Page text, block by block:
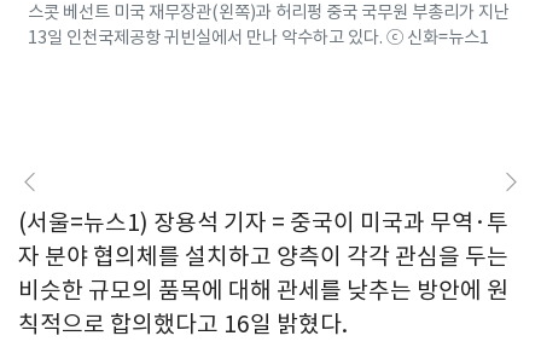
스콧 베선트 미국 재무장관(왼쪽)과 허리펑 중국 국무원 부총리가 지난
13일 인천국제공항 귀빈실에서 만나 악수하고 있다. ⓒ 신화=뉴스1
(서울=뉴스1) 장용석 기자 = 중국이 미국과 무역·투
자 분야 협의체를 설치하고 양측이 각각 관심을 두는
비슷한 규모의 품목에 대해 관세를 낮추는 방안에 원
칙적으로 합의했다고 16일 밝혔다.